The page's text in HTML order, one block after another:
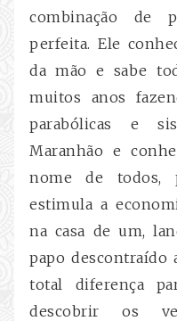
combinação de
perfeita. Ele
da mão e sabe
muitos anos
parabólicas e
Maranhão e
nome de todos,
estimula a
na casa de um,
papo descontraído
total diferença
descobrir os